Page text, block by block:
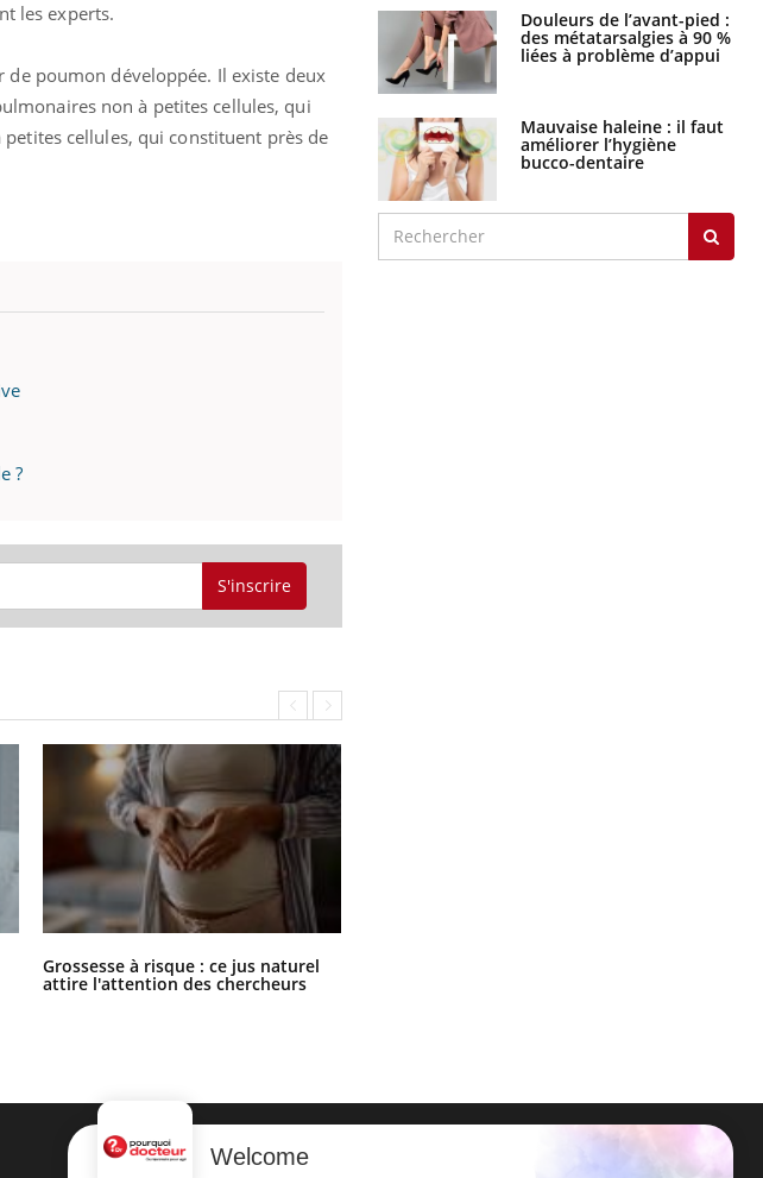
les experts.
de poumon développée. Il existe deux
non à petites cellules, qui
cellules, qui constituent près de
?
S'inscrire
Grossesse à risque : ce jus naturel
attire l'attention des chercheurs
Douleurs de l’avant-pied :
des métatarsalgies à 90 %
liées à problème d’appui
Mauvaise haleine : il faut
améliorer l’hygiène
bucco-dentaire
NEWSLETTER
Welcome